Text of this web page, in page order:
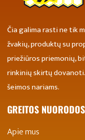
Čia galima rasti ne tik
žvakių, produktų su
priežiūros priemonių,
rinkinių skirtų
šeimos nariams.
GREITOS NUORODOS
Apie mus